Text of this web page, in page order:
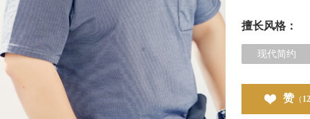
擅长风格：
现代简约
赞 （ 12